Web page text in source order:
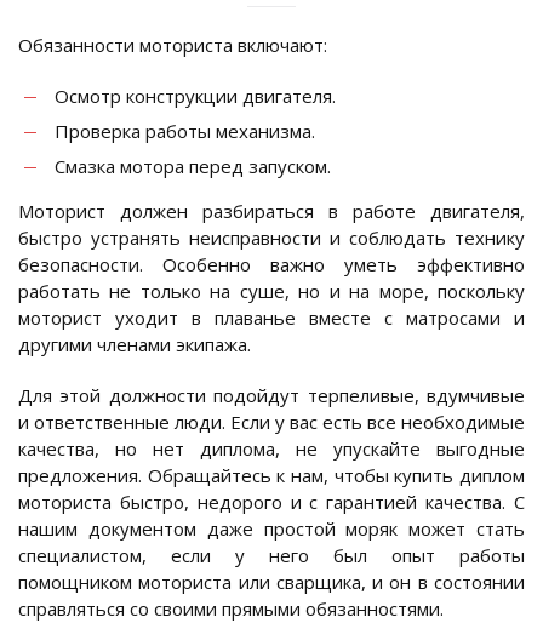
Обязанности моториста включают:
Осмотр конструкции двигателя.
Проверка работы механизма.
Смазка мотора перед запуском.
Моторист должен разбираться в работе двигателя,
быстро устранять неисправности и соблюдать технику
безопасности. Особенно важно уметь эффективно
работать не только на суше, но и на море, поскольку
моторист уходит в плаванье вместе с матросами и
другими членами экипажа.
Для этой должности подойдут терпеливые, вдумчивые
и ответственные люди. Если у вас есть все необходимые
качества, но нет диплома, не упускайте выгодные
предложения. Обращайтесь к нам, чтобы купить диплом
моториста быстро, недорого и с гарантией качества. С
нашим документом даже простой моряк может стать
специалистом, если у него был опыт работы
помощником моториста или сварщика, и он в состоянии
справляться со своими прямыми обязанностями.